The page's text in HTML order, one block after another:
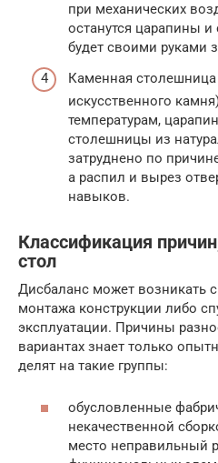
при механических
останутся царапины
будет своими руками
Каменная столешница
искусственного
температурам,
столешницы из
затруднено по
а распил и вырез
навыков.
Классификация
стол
Дисбаланс может возникать
монтажа конструкции либо
эксплуатации. Причины
вариантах знает только
делят на такие группы:
обусловленные
некачественной
место неправильный